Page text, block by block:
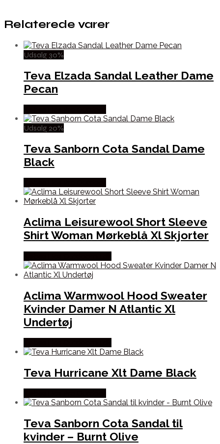
Relaterede varer
Udsalg 30%
Teva Elzada Sandal Leather Dame
Pecan
Udsalg 20%
Teva Sanborn Cota Sandal Dame
Black
Aclima Leisurewool Short Sleeve
Shirt Woman Mørkeblå Xl Skjorter
Aclima Warmwool Hood Sweater
Kvinder Damer N Atlantic Xl
Undertøj
Teva Hurricane Xlt Dame Black
Teva Sanborn Cota Sandal til
kvinder – Burnt Olive